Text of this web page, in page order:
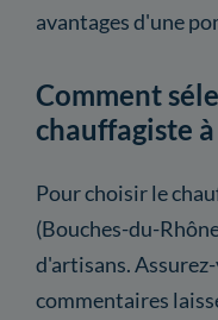
avantages d'une
Comment
chauffagiste à
Pour choisir le
(Bouches-du-
d'artisans.
commentaires